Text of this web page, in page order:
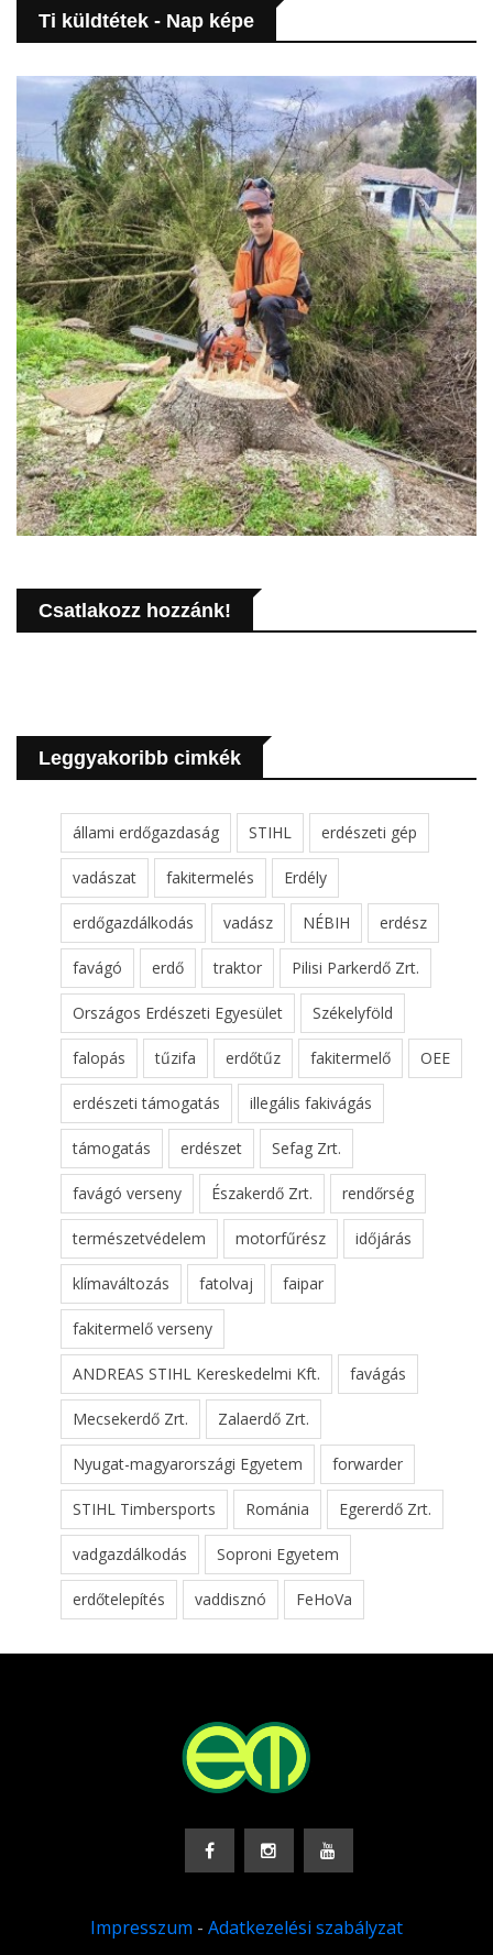
Ti küldtétek - Nap képe
Csatlakozz hozzánk!
Leggyakoribb cimkék
állami erdőgazdaság STIHL erdészeti gép
vadászat fakitermelés Erdély
erdőgazdálkodás vadász NÉBIH erdész
favágó erdő traktor Pilisi Parkerdő Zrt.
Országos Erdészeti Egyesület Székelyföld
falopás tűzifa erdőtűz fakitermelő OEE
erdészeti támogatás illegális fakivágás
támogatás erdészet Sefag Zrt.
favágó verseny Északerdő Zrt. rendőrség
természetvédelem motorfűrész időjárás
klímaváltozás fatolvaj faipar
fakitermelő verseny
ANDREAS STIHL Kereskedelmi Kft. favágás
Mecsekerdő Zrt. Zalaerdő Zrt.
Nyugat-magyarországi Egyetem forwarder
STIHL Timbersports Románia Egererdő Zrt.
vadgazdálkodás Soproni Egyetem
erdőtelepítés vaddisznó FeHoVa
Impresszum - Adatkezelési szabályzat